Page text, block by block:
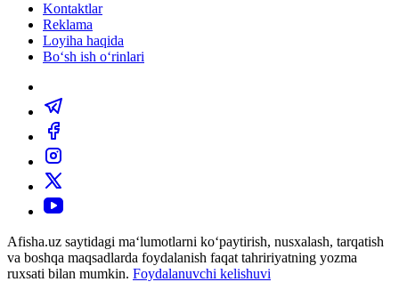
Kontaktlar
Reklama
Loyiha haqida
Bo‘sh ish o‘rinlari
Afisha.uz saytidagi ma‘lumotlarni ko‘paytirish, nusxalash, tarqatish
va boshqa maqsadlarda foydalanish faqat tahririyatning yozma
ruxsati bilan mumkin. Foydalanuvchi kelishuvi